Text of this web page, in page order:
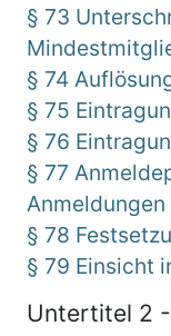
§ 73
§ 74
§ 75
§ 76
§ 77
Anmeldungen
§ 78
§ 79 Einsicht
Untertitel 2